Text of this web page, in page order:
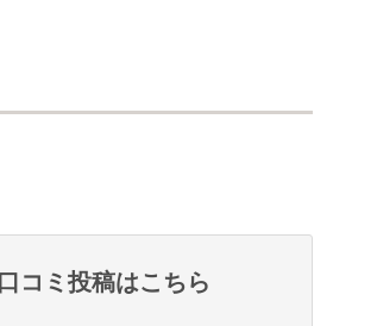
口コミ投稿はこちら